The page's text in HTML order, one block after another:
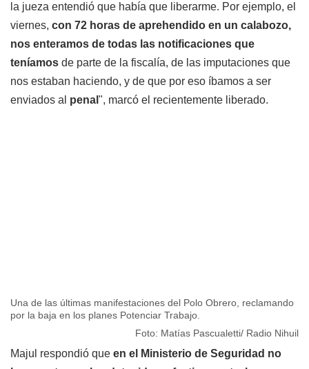
la jueza entendió que había que liberarme. Por ejemplo, el
viernes, con 72 horas de aprehendido en un calabozo,
nos enteramos de todas las notificaciones que
teníamos de parte de la fiscalía, de las imputaciones que
nos estaban haciendo, y de que por eso íbamos a ser
enviados al penal ", marcó el recientemente liberado.
Una de las últimas manifestaciones del Polo Obrero, reclamando
por la baja en los planes Potenciar Trabajo.
Foto: Matías Pascualetti/ Radio Nihuil
Majul respondió que en el Ministerio de Seguridad no